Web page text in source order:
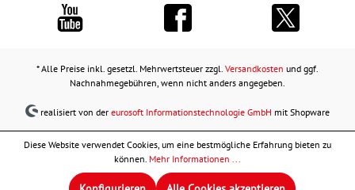
* Alle Preise inkl. gesetzl. Mehrwertsteuer zzgl. Versandkosten und ggf.
Nachnahmegebühren, wenn nicht anders angegeben.
realisiert von dereurosoft Informationstechnologie GmbH mit Shopware
Diese Website verwendet Cookies, um eine bestmögliche Erfahrung bieten zu
können. Mehr Informationen ...